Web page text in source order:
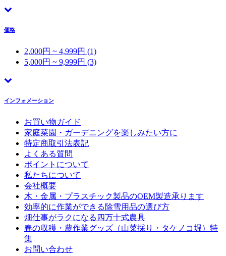
価格
2,000円 ~ 4,999円 (1)
5,000円 ~ 9,999円 (3)
インフォメーション
お買い物ガイド
家庭菜園・ガーデニングを楽しみたい方に
特定商取引法表記
よくある質問
ポイントについて
私たちについて
会社概要
木・金属・プラスチック製品のOEM製造承ります
効率的に作業ができる除雪用品の選び方
畑仕事がラクになる四万十式農具
春の収穫・農作業グッズ（山菜採り・タケノコ堀）特
集
お問い合わせ